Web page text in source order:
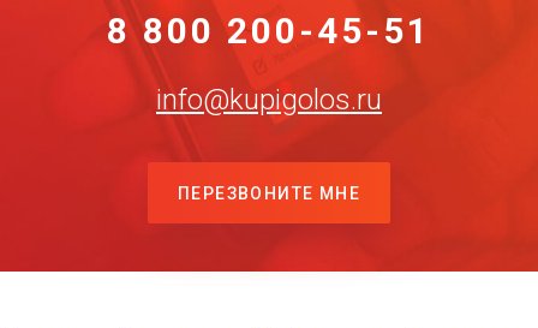
8 800 200-45-51
info@kupigolos.ru
ПЕРЕЗВОНИТЕ МНЕ